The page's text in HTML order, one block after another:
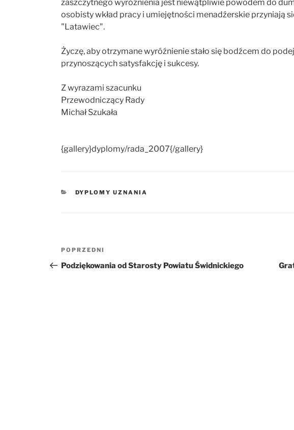
zaszczytnego wyróźnienia jest niewątpliwie powodem do
osobisty wkład pracy i umiejętności menadźerskie przyniają
"Latawiec".
Życzę, aby otrzymane wyróźnienie stało się bodźcem do
przynoszących satysfakcję i sukcesy.
Z wyrazami szacunku
Przewodniczący Rady
Michał Szukała
{gallery}dyplomy/rada_2007{/gallery}
KATEGORIE
DYPLOMY UZNANIA
wpisu
Poprzedni
wpis
POPRZEDNI
Podziękowania od Starosty Powiatu Świdnickiego